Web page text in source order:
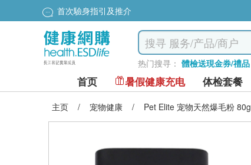
首次驗身指引及推介
热门搜寻： 體檢送現金券/禮品
首页 暑假健康充电 体检套餐
主页 / 宠物健康 / Pet Elite 宠物天然爆毛粉 80g